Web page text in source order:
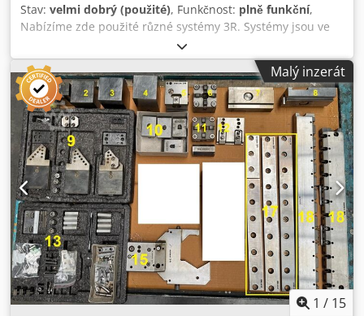
Stav: velmi dobrý (použité), Funkčnost: plně funkční,
Nabízíme zde použité různé systémy 3R. Systémy jsou ve
velmi dobrém stavu a plně funkční. Prohlídka je možná po
předchozí domluvě. Poz. 1 System 3R-203 otočný prvek
WEDM 360° Poz. 2 System 3R-201J adaptér WEDM 90° Poz.
3 System 3R-201J adaptér WEDM 90° Poz. 4 System 3R-201J
adaptér WEDM 90° Poz. 5 System 3R-202 MiniBlock Poz. 6
System 3R-202 MiniBlock Poz. 7+8 System 3R-204 výškově
stavitelný adaptér WEDM Poz. 9 System 3R-218/30S sada
držáků Poz. 11 System 3R-602.21 ruční sklíčidlo Macro Poz.
12 System 3R-294.3 svěrák Poz. 15 System 3R-293.3
SuperVice Poz. 17 System 3R-200-4J-2 470 mm System 3R-
200-4J-2 470 mm System 3R-200-4J-2 330 mm System 3R-
200-4J-2 138 mm Poz. 18 System 3R-239–545 0006-V01
System 3R-239–495 Chodsxqn Ubepfx Apioa Možný je
zaslání i osobní prohlídka!
Malý inzerát
1 / 15